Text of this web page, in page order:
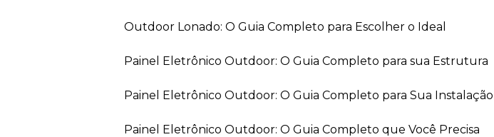
Outdoor Lonado: O Guia Completo para Escolher o Ideal
Painel Eletrônico Outdoor: O Guia Completo para sua Estrutura
Painel Eletrônico Outdoor: O Guia Completo para Sua Instalação
Painel Eletrônico Outdoor: O Guia Completo que Você Precisa